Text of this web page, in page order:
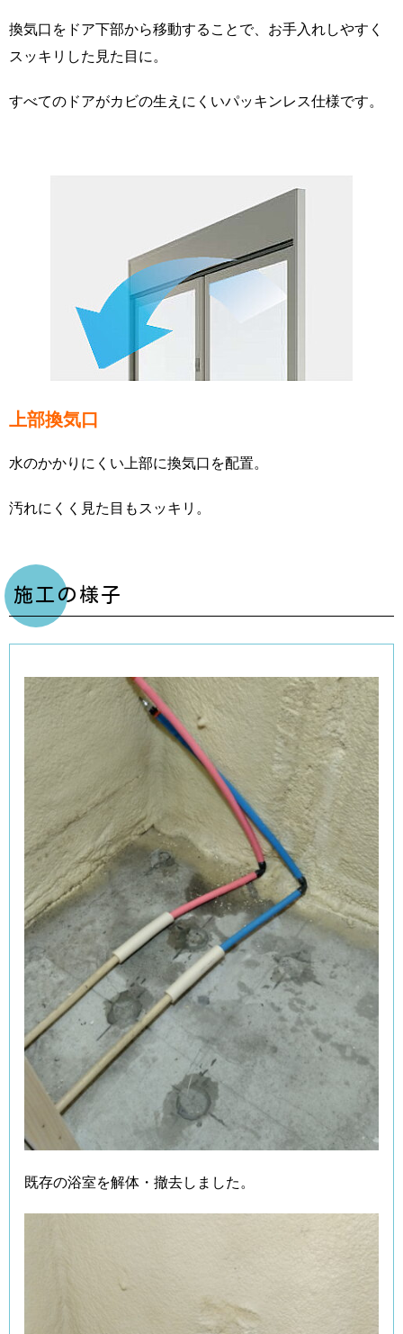
換気口をドア下部から移動することで、お手入れしやすく
スッキリした見た目に。
すべてのドアがカビの生えにくいパッキンレス仕様です。
上部換気口
水のかかりにくい上部に換気口を配置。
汚れにくく見た目もスッキリ。
施工の様子
既存の浴室を解体・撤去しました。